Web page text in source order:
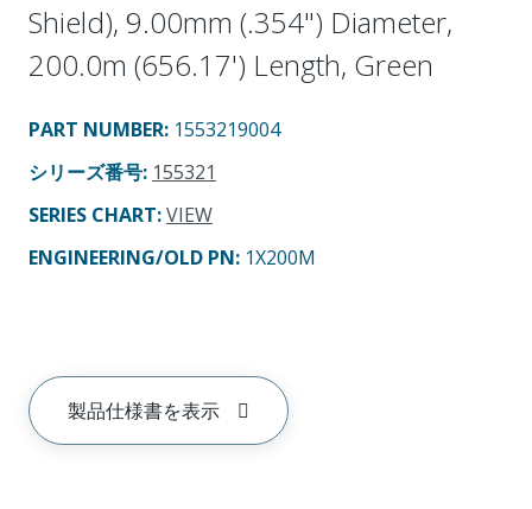
Shield), 9.00mm (.354") Diameter,
200.0m (656.17') Length, Green
PART NUMBER: 1553219004
シリーズ番号: 155321
SERIES CHART:VIEW
ENGINEERING/OLD PN: 1X200M
製品仕様書を表示